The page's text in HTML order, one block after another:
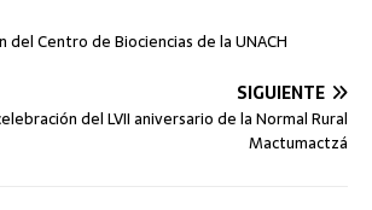
del Centro de Biociencias de la UNACH
SIGUIENTE
del LVII aniversario de la Normal Rural
Mactumactzá